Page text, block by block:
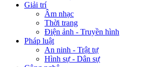
Giải trí
Âm nhạc
Thời trang
Điện ảnh - Truyền hình
Pháp luật
An ninh - Trật tự
Hình sự - Dân sự